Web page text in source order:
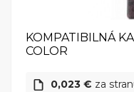
KOMPATIBILNÁ
COLOR
0,023 € za